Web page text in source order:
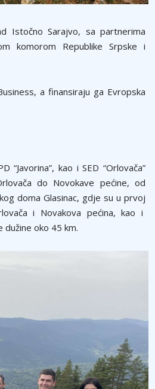
Istočno Sarajvo, sa partnerima
komorom Republike Srpske i
a finansiraju ga Evropska
“Javorina”, kao i SED “Orlovača”
do Novokave pećine, od
doma Glasinac, gdje su u prvoj
i Novakova pećina, kao i
oko 45 km.